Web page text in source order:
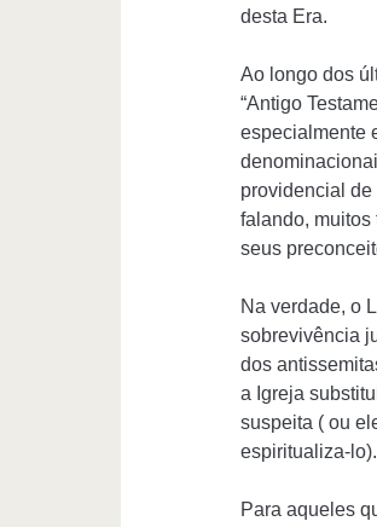
desta Era.
Ao longo dos
“Antigo
especialmente
providencial de
falando,
seus
Na verdade, o
sobrevivência
dos
a Igreja
suspeita ( ou
espiritualiza-lo).
Para aqueles